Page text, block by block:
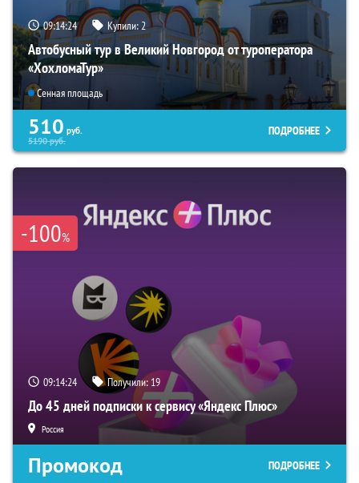
09:14:23 Купили:2
Автобусный тур в Великий Новгород от туроператора
«ХохломаТур»
Сенная площадь
510 руб.
5190руб.
ПОДРОБНЕЕ
-100%
09:14:23 Получили: 19
До 45 дней подписки к сервису «Яндекс Плюс»
Россия
Промокод ПОДРОБНЕЕ